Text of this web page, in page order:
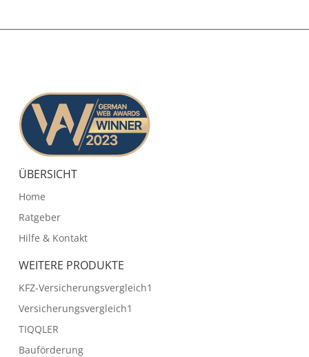
ÜBERSICHT
Home
Ratgeber
Hilfe & Kontakt
WEITERE PRODUKTE
KFZ-Versicherungsvergleich1
Versicherungsvergleich1
TIQQLER
Bauförderung